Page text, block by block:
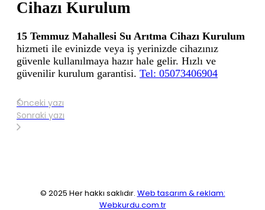
Cihazı Kurulum
15 Temmuz Mahallesi Su Arıtma Cihazı Kurulum
hizmeti ile evinizde veya iş yerinizde cihazınız
güvenle kullanılmaya hazır hale gelir. Hızlı ve
güvenilir kurulum garantisi. Tel: 05073406904
Önceki yazı
Sonraki yazı
© 2025 Her hakkı saklıdır. Web tasarım & reklam:
Webkurdu.com.tr